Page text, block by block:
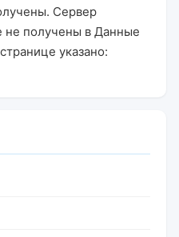
Сервер
не получены в Данные
указано: